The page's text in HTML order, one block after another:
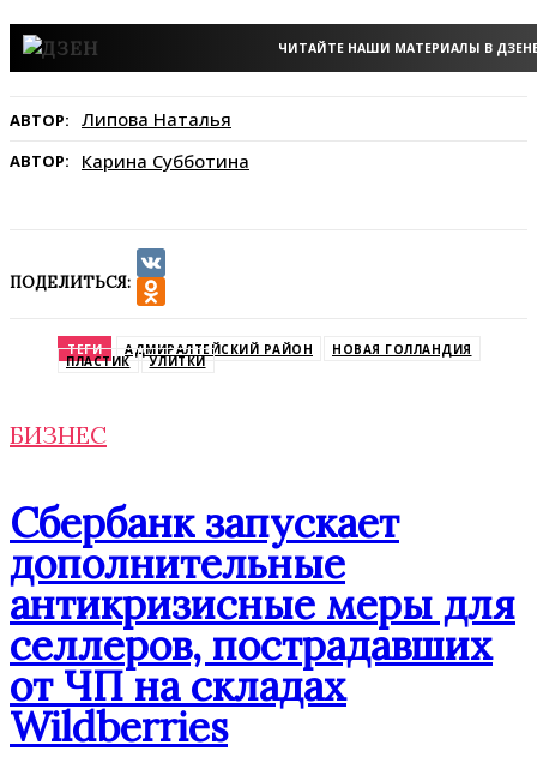
ЧИТАЙТЕ НАШИ МАТЕРИАЛЫ В
АВТОР: Липова Наталья
АВТОР: Карина Субботина
ПОДЕЛИТЬСЯ:
VK
ТЕГИ АДМИРАЛТЕЙСКИЙ РАЙОН НОВАЯ ГОЛЛАНДИЯ
ПЛАСТИК УЛИТКИ
БИЗНЕС
Сбербанк запускает
дополнительные
антикризисные меры для
селлеров, пострадавших
от ЧП на складах
Wildberries